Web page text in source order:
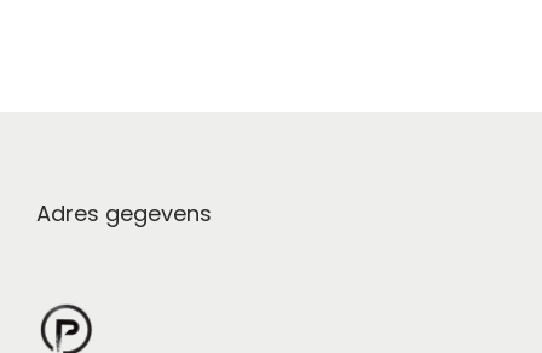
Adres gegevens